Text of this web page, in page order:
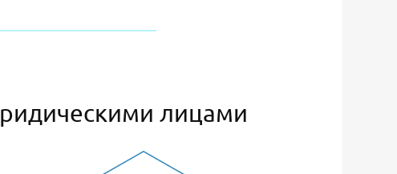
лицами